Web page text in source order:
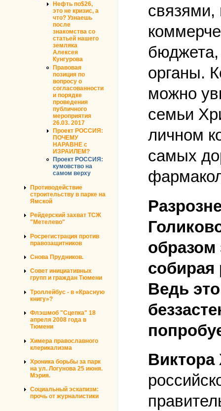
Нефть по$26,
это не кризис, а
что? Узнаешь
после
знакомства со
статьей нашего
земляка
Алексея
Кунгурова
Правовая
позиция по
вопросу о
согласованности
и порядке
проведения
публичного
мероприятия
26.03. 2017
Проект РОССИЯ:
ПОЧЕМУ
НАРАВНЕ с
ИЗРАИЛЕМ?
Проект РОССИЯ:
кумовство на
самом верху
Противодействие
строительству в парке на
Ямской
Рейдерский захват ТСЖ
"Метелево"
Росрегистрация против
правозащитников
Снова Прудников.
Совет инициативных
групп и граждан Тюмени
Троллейбус - в «Красную
книгу»?
Флэшмоб "Сцепка" 18
апреля 2008 года в
Тюмени
Химера православного
клерикализма
Хроника борьбы за парк
на ул. Логунова 25 июня.
Мэрия.
Социальный эскапизм:
прочь от журналистики
бюджета,
органы.
можно
семьи
личном
самых
образом
Ведь
Виктора